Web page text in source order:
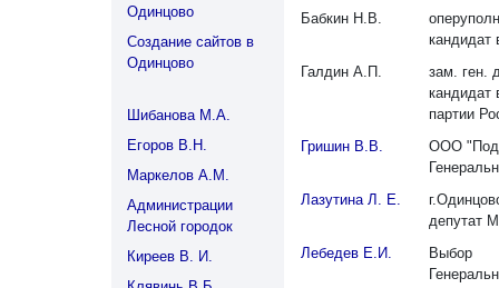
Одинцово
Создание сайтов в
Одинцово
Шибанова М.А.
Егоров В.Н.
Маркелов А.М.
Администрации
Лесной городок
Киреев В. И.
Бабкин Н.В.
кандидат
Галдин А.П.
зам. ген.
кандидат
партии
Гришин В.В.
ООО
Лазутина Л. Е.
депутат
Лебедев Е.И.
Выбор